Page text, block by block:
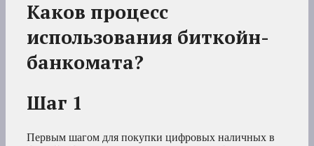
Каков процесс
использования биткойн-
банкомата?
Шаг 1
Первым шагом для покупки цифровых наличных в